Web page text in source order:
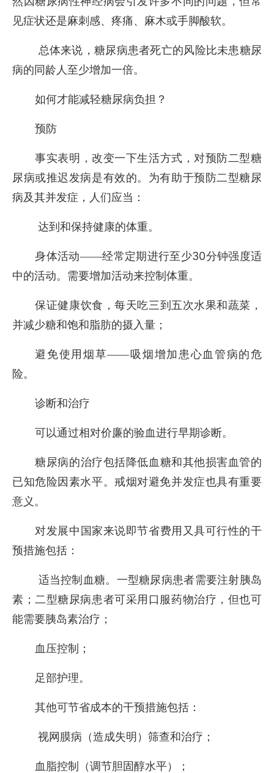
见症状还是麻刺感、疼痛、麻木或手脚酸软。
总体来说，糖尿病患者死亡的风险比未患糖尿
病的同龄人至少增加一倍。
如何才能减轻糖尿病负担？
预防
事实表明，改变一下生活方式，对预防二型糖
尿病或推迟发病是有效的。为有助于预防二型糖尿
病及其并发症，人们应当：
达到和保持健康的体重。
身体活动——经常定期进行至少30分钟强度适
中的活动。需要增加活动来控制体重。
保证健康饮食，每天吃三到五次水果和蔬菜，
并减少糖和饱和脂肪的摄入量；
避免使用烟草——吸烟增加患心血管病的危
险。
诊断和治疗
可以通过相对价廉的验血进行早期诊断。
糖尿病的治疗包括降低血糖和其他损害血管的
已知危险因素水平。戒烟对避免并发症也具有重要
意义。
对发展中国家来说即节省费用又具可行性的干
预措施包括：
适当控制血糖。一型糖尿病患者需要注射胰岛
素；二型糖尿病患者可采用口服药物治疗，但也可
能需要胰岛素治疗；
血压控制；
足部护理。
其他可节省成本的干预措施包括：
视网膜病（造成失明）筛查和治疗；
血脂控制（调节胆固醇水平）；